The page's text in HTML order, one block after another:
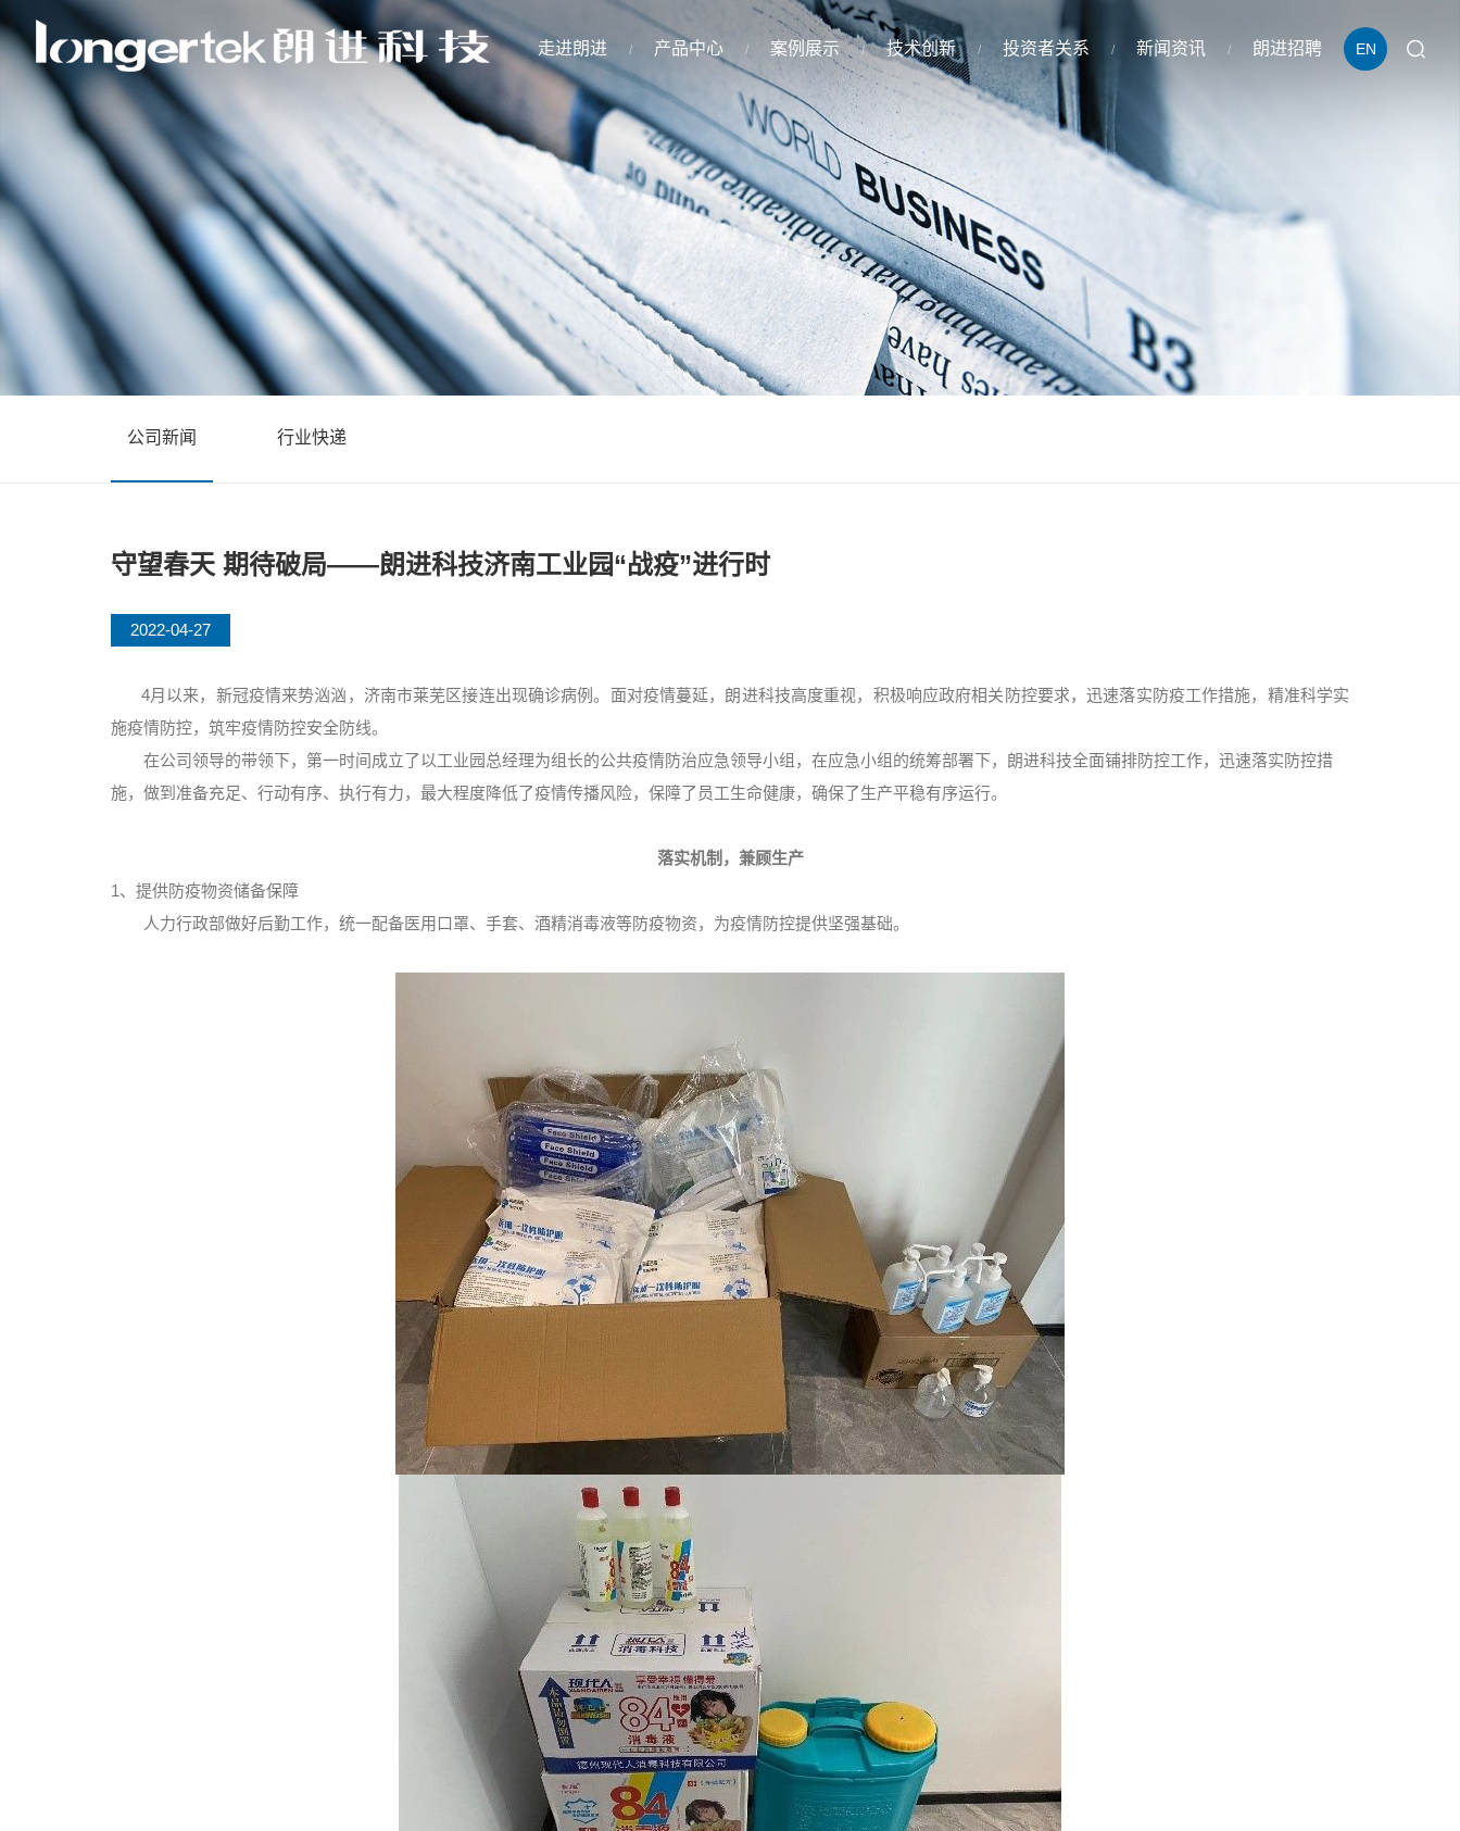
EN
走进朗进 产品中心 案例展示 技术创新 投资者关系 新闻资讯 朗进招聘
公司新闻 行业快递
守望春天 期待破局——朗进科技济南工业园“战疫”进行时
2022-04-27
4月以来，新冠疫情来势汹汹，济南市莱芜区接连出现确诊病例。面对疫情蔓延，朗进科技高度重视，积极响应政府相关防控要求，迅速落实防疫工作措施，精准科学实
施疫情防控，筑牢疫情防控安全防线。
在公司领导的带领下，第一时间成立了以工业园总经理为组长的公共疫情防治应急领导小组，在应急小组的统筹部署下，朗进科技全面铺排防控工作，迅速落实防控措
施，做到准备充足、行动有序、执行有力，最大程度降低了疫情传播风险，保障了员工生命健康，确保了生产平稳有序运行。
落实机制，兼顾生产
1、提供防疫物资储备保障
人力行政部做好后勤工作，统一配备医用口罩、手套、酒精消毒液等防疫物资，为疫情防控提供坚强基础。